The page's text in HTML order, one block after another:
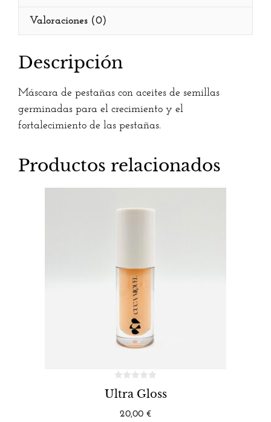
Valoraciones (0)
Descripción
Máscara de pestañas con aceites de semillas
germinadas para el crecimiento y el
fortalecimiento de las pestañas.
Productos relacionados
Ultra Gloss
20,00 €